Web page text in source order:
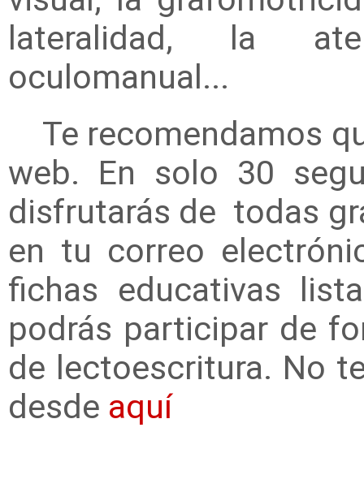
lateralidad, la
oculomanual...
Te recomendamos
web. En solo 30
disfrutarás de todas
en tu correo
fichas educativas
podrás participar de
de lectoescritura. No
desde aquí